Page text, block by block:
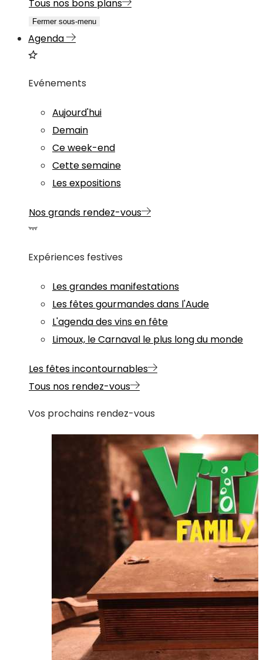
Tous nos bons plans
Fermer sous-menu
Agenda
Evénements
Aujourd'hui
Demain
Ce week-end
Cette semaine
Les expositions
Nos grands rendez-vous
Expériences festives
Les grandes manifestations
Les fêtes gourmandes dans l'Aude
L'agenda des vins en fête
Limoux, le Carnaval le plus long du monde
Les fêtes incontournables
Tous nos rendez-vous
Vos prochains rendez-vous